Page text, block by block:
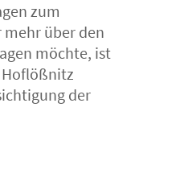
zum
mehr über den
möchte, ist
Hoflößnitz
der